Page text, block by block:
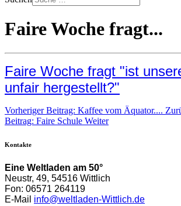
Faire Woche fragt...
Faire Woche fragt "ist
unfair hergestellt?"
Vorheriger Beitrag: Kaffee vom Äquator....
Beitrag: Faire Schule Weiter
Kontakte
Eine Weltladen am 50°
Neustr, 49, 54516 Wittlich
Fon: 06571 264119
E-Mail info@weltladen-Wittlich.de